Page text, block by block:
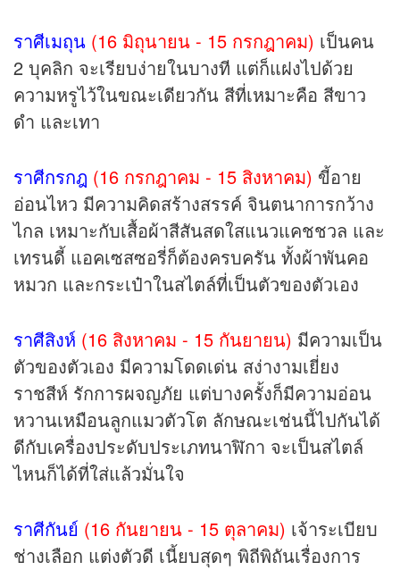
ราศีเมถุน (16 มิถุนายน - 15 กรกฎาคม) เป็นคน
2 บุคลิก จะเรียบง่ายในบางที แต่ก็แฝงไปด้วย
ความหรูไว้ในขณะเดียวกัน สีที่เหมาะคือ สีขาว
ดำ และเทา
ราศีกรกฎ (16 กรกฎาคม - 15 สิงหาคม) ขี้อาย
อ่อนไหว มีความคิดสร้างสรรค์ จินตนาการกว้าง
ไกล เหมาะกับเสื้อผ้าสีสันสดใสแนวแคชชวล และ
เทรนดี้ แอคเซสซอรี่ก็ต้องครบครัน ทั้งผ้าพันคอ
หมวก และกระเป๋าในสไตล์ที่เป็นตัวของตัวเอง
ราศีสิงห์ (16 สิงหาคม - 15 กันยายน) มีความเป็น
ตัวของตัวเอง มีความโดดเด่น สง่างามเยี่ยง
ราชสีห์ รักการผจญภัย แต่บางครั้งก็มีความอ่อน
หวานเหมือนลูกแมวตัวโต ลักษณะเช่นนี้ไปกันได้
ดีกับเครื่องประดับประเภทนาฬิกา จะเป็นสไตล์
ไหนก็ได้ที่ใส่แล้วมั่นใจ
ราศีกันย์ (16 กันยายน - 15 ตุลาคม) เจ้าระเบียบ
ช่างเลือก แต่งตัวดี เนี้ยบสุดๆ พิถีพิถันเรื่องการ